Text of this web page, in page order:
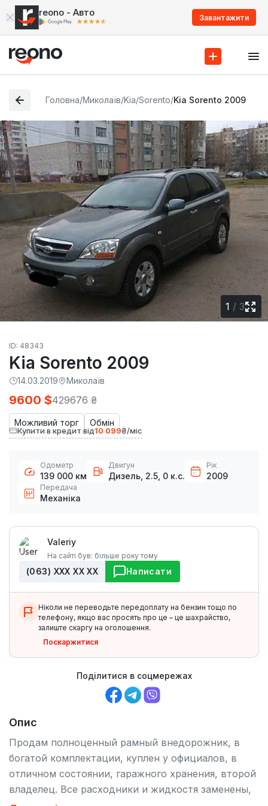
reono - Авто Завантажити
Головна/Миколаїв/Kia/Sorento/Kia Sorento 2009
1 / 3
ID: 48343
Kia Sorento 2009
14.03.2019 Миколаїв
Можливий торг Обмін
9600 $429676 ₴
Купити в кредит від10 099₴/міс
Одометр
139 000 км
Двигун
Дизель, 2.5, 0 к.с.
Рік
2009
Передача
Механіка
Valeriy
На сайті був: більше року тому
(063) ХХХ ХХ ХХ Написати
Ніколи не переводьте передоплату на бензин тощо по
телефону, якщо вас просять про це – це шахрайство,
залиште скаргу на оголошення.
Поскаржитися
Поділитися в соцмережах
Опис
Продам полноценный рамный внедорожник, в
богатой комплектации, куплен у официалов, в
отличном состоянии, гаражного хранения, второй
владелец. Все расходники и жидкостя заменены,